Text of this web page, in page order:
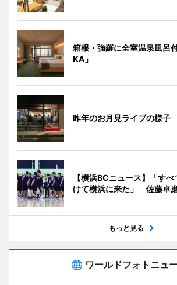
箱根・強羅に全室温泉風呂
KA」
昨年のお月見ライブの様子
【横浜BCニュース】「す
けて横浜に来た」 佐藤卓
もっと見る
ワールドフォトニュ